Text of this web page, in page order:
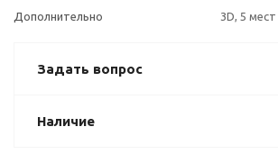
Дополнительно
3D, 5 мест
Задать вопрос
Наличие